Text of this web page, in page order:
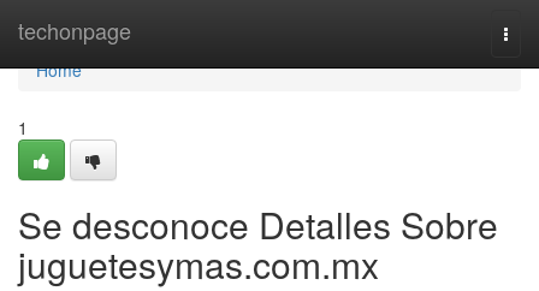
techonpage
Home
Home
1
Se desconoce Detalles Sobre
juguetesymas.com.mx